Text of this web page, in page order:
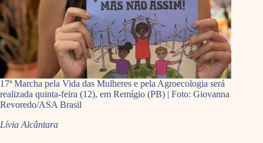
17ª Marcha pela Vida das Mulheres e pela Agroecologia será
realizada quinta-feira (12), em Remígio (PB) | Foto: Giovanna
Revoredo/ASA Brasil
Lívia Alcântara